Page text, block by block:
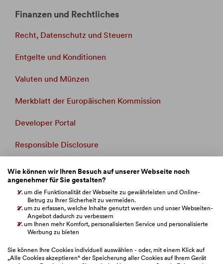
Finanzen und Rechtliches
Recht, Datenschutz und Steuern
Entgelte und Konditionen
Valuten und Münzen
Merkblatt der Europäischen Kommission
Developer Portal
Responsible Disclosure
Whistleblowing
Beschwerdemanagement
Verbandsklage
BAWAG Webseiten
Wie können wir Ihren Besuch auf unserer Webseite noch
angenehmer für Sie gestalten?
um die Funktionalität der Webseite zu gewährleisten und Online-
Betrug zu Ihrer Sicherheit zu vermeiden.
um zu erfassen, welche Inhalte genutzt werden und unser Webseiten-
Angebot dadurch zu verbessern
um Ihnen mehr Komfort, personalisierten Service und personalisierte
Werbung zu bieten
Sie können Ihre Cookies individuell auswählen - oder, mit einem Klick auf
„Alle Cookies akzeptieren“ der Speicherung aller Cookies auf Ihrem Gerät